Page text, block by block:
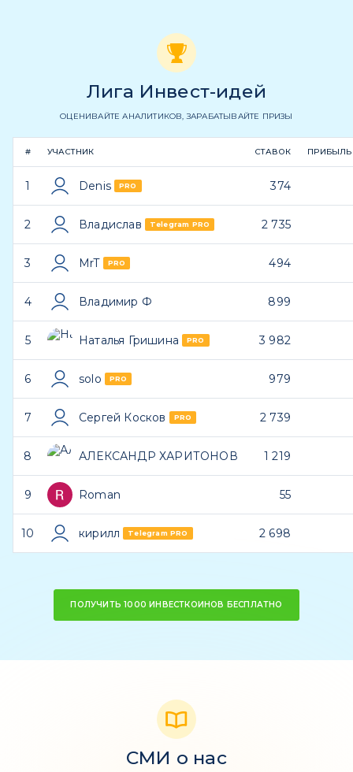
Лига Инвест-идей
ОЦЕНИВАЙТЕ АНАЛИТИКОВ, ЗАРАБАТЫВАЙТЕ ПРИЗЫ
# УЧАСТНИК СТАВОК
1 Denis PRO 374
2 Владислав Telegram PRO 2 735
3 MrT PRO 494
4 Владимир Ф 899
5 Наталья Гришина PRO 3 982
6 solo PRO 979
7 Сергей Косков PRO 2 739
8 АЛЕКСАНДР ХАРИТОНОВ 1 219
9 Roman 55
10 кирилл Telegram PRO 2 698
ПОЛУЧИТЬ 1000 ИНВЕСТКОИНОВ БЕСПЛАТНО
СМИ о нас